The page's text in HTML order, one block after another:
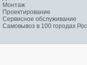
Монтаж
Проектирование
Сервисное обслуживание
Самовывоз в 100 городах